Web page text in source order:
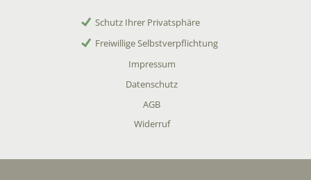
Schutz Ihrer Privatsphäre
Freiwillige Selbstverpflichtung
Impressum
Datenschutz
AGB
Widerruf